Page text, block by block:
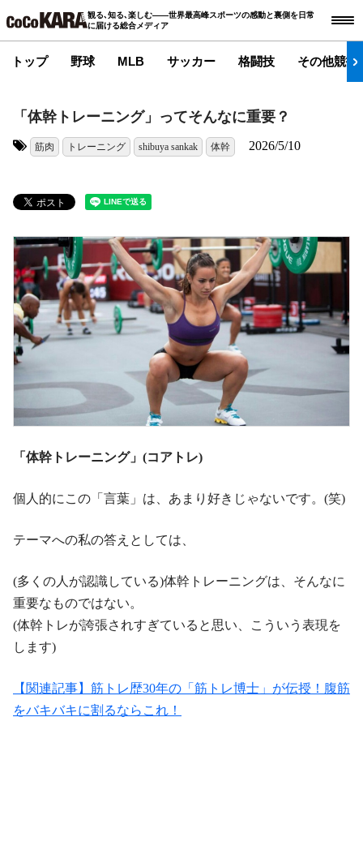
観る､知る､楽しむ――世界最高峰スポーツの感動と裏側を日常
に届ける総合メディア
トップ 野球 MLB サッカー 格闘技 その他競技
「体幹トレーニング」ってそんなに重要？
筋肉 トレーニング shibuya sankak 体幹 2026/5/10
「体幹トレーニング」(コアトレ)
個人的にこの「言葉」は、あまり好きじゃないです。(笑)
テーマへの私の答えとしては、
(多くの人が認識している)体幹トレーニングは、そんなに
重要なものではない。
(体幹トレが誇張されすぎていると思い、こういう表現を
します)
【関連記事】筋トレ歴30年の「筋トレ博士」が伝授！腹筋
をバキバキに割るならこれ！